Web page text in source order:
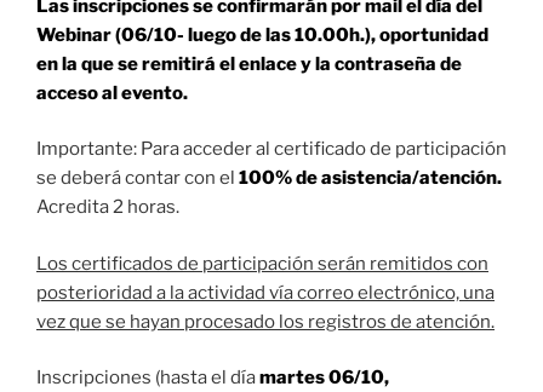
Las inscripciones se confirmarán por mail el día del
Webinar (06/10- luego de las 10.00h.), oportunidad
en la que se remitirá el enlace y la contraseña de
acceso al evento.
Importante: Para acceder al certificado de participación
se deberá contar con el 100% de asistencia/atención.
Acredita 2 horas.
Los certificados de participación serán remitidos con
posterioridad a la actividad vía correo electrónico, una
vez que se hayan procesado los registros de atención.
Inscripciones (hasta el díamartes 06/10,